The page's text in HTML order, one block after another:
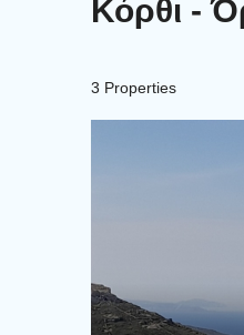
Κόρθι -
3 Properties